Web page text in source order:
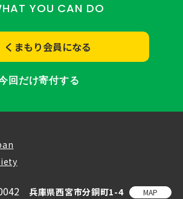
YOU CAN DO
くまもり会員になる
回だけ寄付する
兵庫県西宮市分銅町1-4 MAP